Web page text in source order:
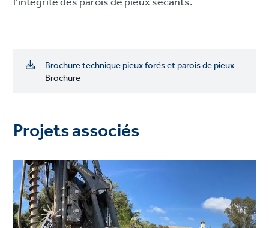
Brochure technique pieux forés et parois de pieux
Brochure
Projets associés
Project
image